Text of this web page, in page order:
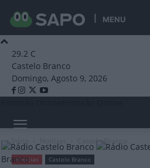
MENU
29.2 C
Castelo Branco
Domingo, Agosto 9, 2026
Branco
Castelo Branco
Notícias Castelo Branco